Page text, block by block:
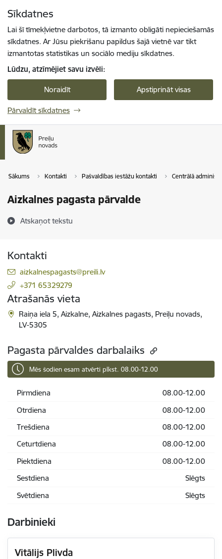
Sīkdatnes
Lai šī tīmekļvietne darbotos, tā izmanto obligāti nepieciešamās
sīkdatnes. Ar Jūsu piekrišanu papildus šajā vietnē var tikt
izmantotas statistikas un sociālo mediju sīkdatnes.
Lūdzu, atzīmējiet savu izvēli:
Noraidīt Apstiprināt visas
Pārvaldīt sīkdatnes
Sākums Kontakti Pašvaldības iestāžu kontakti Centrālā
Aizkalnes pagasta pārvalde
Atskaņot tekstu
Kontakti
E-pasts:
aizkalnespagasts@preili.lv
+371 65329279
Atrašanās vieta
Raiņa iela 5, Aizkalne, Aizkalnes pagasts, Preiļu novads,
LV-5305
Pagasta pārvaldes darbalaiks
Mēs šodien esam atvērti plkst. 08.00-12.00
Pirmdiena
08.00-12.00
Otrdiena
08.00-12.00
Trešdiena
08.00-12.00
Ceturtdiena
08.00-12.00
Piektdiena
08.00-12.00
Sestdiena
Slēgts
Svētdiena
Slēgts
Darbinieki
Vitālijs Plivda